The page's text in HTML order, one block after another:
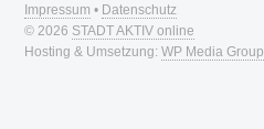
Impressum • Datenschutz
© 2026 STADT AKTIV online
Hosting & Umsetzung: WP Media Group